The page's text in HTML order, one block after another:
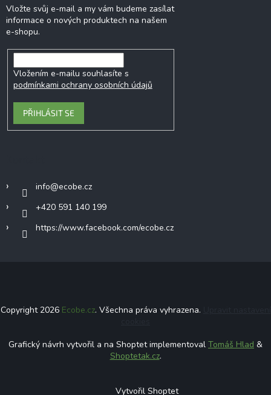
Vložte svůj e-mail a my vám budeme zasílat
informace o nových produktech na našem
e-shopu.
Vložením e-mailu souhlasíte s
podmínkami ochrany osobních údajů
PŘIHLÁSIT SE
info@ecobe.cz
+420 591 140 199
https://www.facebook.com/ecobe.cz
Copyright 2026 Ecobe.cz. Všechna práva vyhrazena.
Grafický návrh vytvořil a na Shoptet implementoval Tomáš Hlad &
Shoptetak.cz.
Vytvořil Shoptet